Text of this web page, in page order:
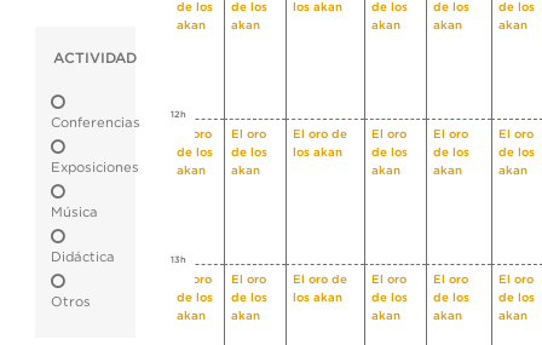
ACTIVIDAD
Conferencias
Exposiciones
Música
Didáctica
Otros
de los
akan
de los
akan
los akan
de los
akan
de los
akan
de los
akan
12h
El oro
de los
akan
El oro
de los
akan
El oro de
los akan
El oro
de los
akan
El oro
de los
akan
El oro
de los
akan
13h
El oro
de los
akan
El oro
de los
akan
El oro de
los akan
El oro
de los
akan
El oro
de los
akan
El oro
de los
akan